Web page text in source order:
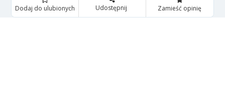
Dodaj do ulubionych Udostępnij Zamieść opinię